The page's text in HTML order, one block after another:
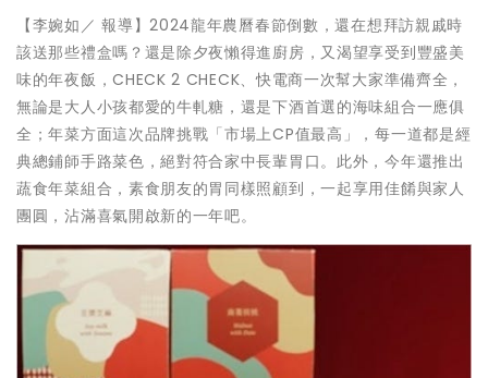
【李婉如／ 報導】2024龍年農曆春節倒數，還在想拜訪親戚時
該送那些禮盒嗎？還是除夕夜懶得進廚房，又渴望享受到豐盛美
味的年夜飯，CHECK 2 CHECK、快電商一次幫大家準備齊全，
無論是大人小孩都愛的牛軋糖，還是下酒首選的海味組合一應俱
全；年菜方面這次品牌挑戰「市場上CP值最高」，每一道都是經
典總鋪師手路菜色，絕對符合家中長輩胃口。此外，今年還推出
蔬食年菜組合，素食朋友的胃同樣照顧到，一起享用佳餚與家人
團圓，沾滿喜氣開啟新的一年吧。